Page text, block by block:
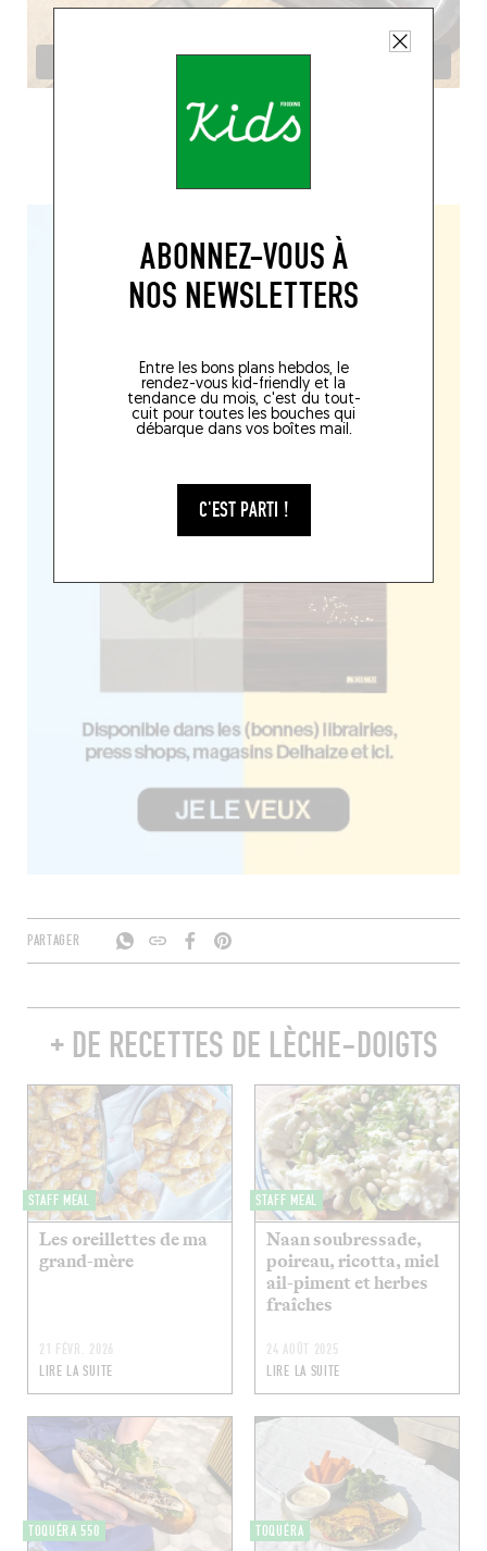
ABONNEZ-VOUS À
NOS NEWSLETTERS
Entre les bons plans hebdos, le
rendez-vous kid-friendly et la
tendance du mois, c'est du tout-
cuit pour toutes les bouches qui
débarque dans vos boîtes mail.
C'EST PARTI !
PARTAGER
+ DE RECETTES DE LÈCHE-DOIGTS
STAFF MEAL
Les oreillettes de ma
grand-mère
21 FÉVR. 2026
LIRE LA SUITE
STAFF MEAL
Naan soubressade,
poireau, ricotta, miel
ail-piment et herbes
fraîches
24 AOÛT 2025
LIRE LA SUITE
TOQUÉRA 550 TOQUÉRA